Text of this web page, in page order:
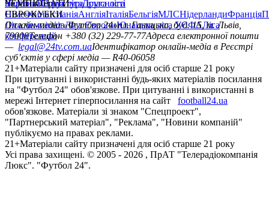
політикаСтруктура власності
УкраїнаПерша лігаДруга ліга
ЧЕМПІОНАТИ
НімеччинаІспаніяАнгліяІталіяБельгіяМЛСНідерландиФранція
ЄВРОКУБКИ
Ліга чемпіонівЛіга ЄвропиЮнацька ліга УЄФАЛіга
конференцій
Онлайн-медіа «Футбол 24»пл. Галицька, буд. 15, м. Львів,
79008Телефон +380 (32) 229-77-77Адреса електронної пошти
— legal@24tv.com.uaІдентифікатор онлайн-медіа в Реєстрі
суб’єктів у сфері медіа — R40-06058
21+Матеріали сайту призначені для осіб старше 21 року
При цитуванні і використанні будь-яких матеріалів посилання
на "Футбол 24" обов'язкове. При цитуванні і використанні в
мережі Інтернет гіперпосилання на сайт
football24.ua
обов'язкове. Матеріали зі знаком "Спецпроект",
"Партнерський матеріал", "Реклама", "Новини компаній"
публікуємо на правах реклами.
21+Матеріали сайту призначені для осіб старше 21 року
Усi права захищенi. © 2005 - 2026 , ПрАТ "Телерадіокомпанія
Люкс". "Футбол 24".